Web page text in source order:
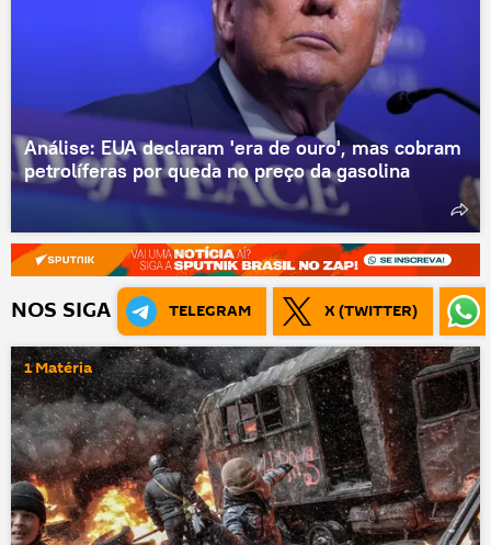
Análise: EUA declaram 'era de ouro', mas cobram
petrolíferas por queda no preço da gasolina
NOS SIGA TELEGRAM X (TWITTER)
1 Matéria